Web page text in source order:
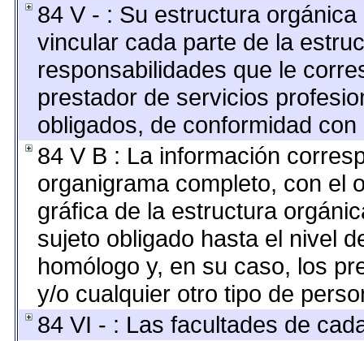
84 V - : Su estructura
vincular cada parte de la
responsabilidades que le
prestador de servicios
obligados, de conformidad
84 V B : La información
organigrama completo, con el
gráfica de la estructura
sujeto obligado hasta el nivel
homólogo y, en su caso, los
y/o cualquier otro tipo de
84 VI - : Las facultades de